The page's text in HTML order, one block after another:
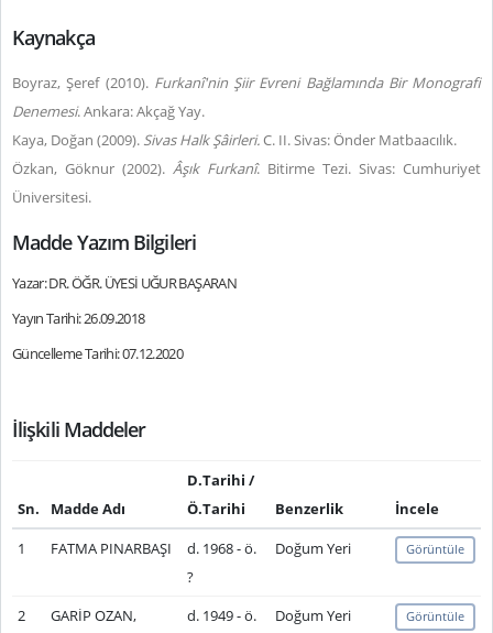
Kaynakça
Boyraz, Şeref (2010). Furkanî'nin Şiir Evreni Bağlamında Bir Monografi
Denemesi. Ankara: Akçağ Yay.
Kaya, Doğan (2009). Sivas Halk Şâirleri.C. II. Sivas: Önder Matbaacılık.
Özkan, Göknur (2002). Âşık Furkanî. Bitirme Tezi. Sivas: Cumhuriyet
Üniversitesi.
Madde Yazım Bilgileri
Yazar: DR. ÖĞR. ÜYESİ UĞUR BAŞARAN
Yayın Tarihi: 26.09.2018
Güncelleme Tarihi: 07.12.2020
İlişkili Maddeler
Sn. Madde Adı
D.Tarihi /
Ö.Tarihi
Benzerlik
İncele
1
FATMA PINARBAŞI
d. 1968 - ö.
?
Doğum Yeri Görüntüle
2
GARİP OZAN,
d. 1949 - ö.
Doğum Yeri Görüntüle